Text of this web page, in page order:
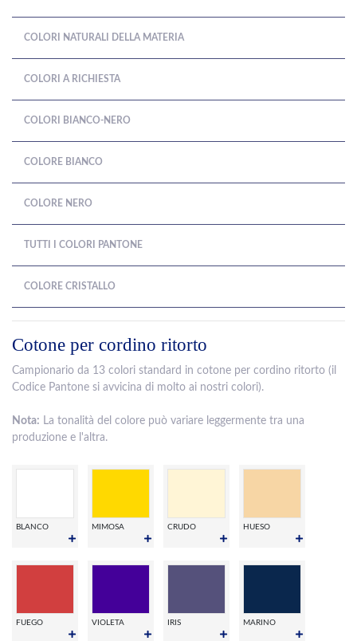
COLORI NATURALI DELLA MATERIA
COLORI A RICHIESTA
COLORI BIANCO-NERO
COLORE BIANCO
COLORE NERO
TUTTI I COLORI PANTONE
COLORE CRISTALLO
Cotone per cordino ritorto
Campionario da 13 colori standard in cotone per cordino ritorto (il
Codice Pantone si avvicina di molto ai nostri colori).
Nota: La tonalità del colore può variare leggermente tra una
produzione e l'altra.
BLANCO MIMOSA CRUDO HUESO
FUEGO VIOLETA IRIS MARINO